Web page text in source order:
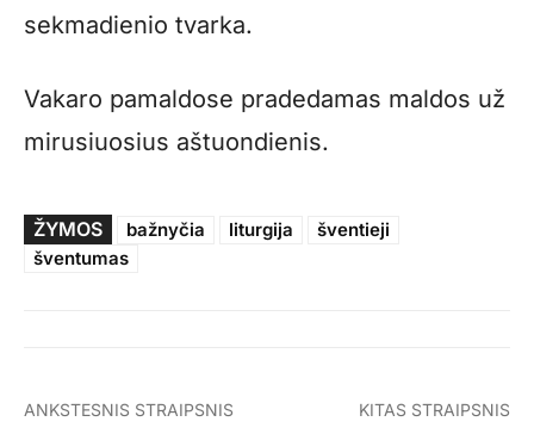
sekmadienio tvarka.
Vakaro pamaldose pradedamas maldos už
mirusiuosius aštuondienis.
ŽYMOS bažnyčia liturgija
šventieji
šventumas
ANKSTESNIS STRAIPSNIS KITAS STRAIPSNIS